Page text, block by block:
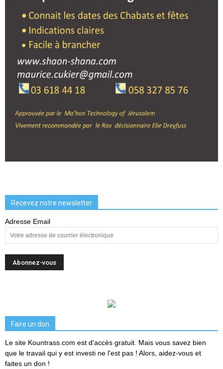
Recevez notre newsletter
Adresse Email
Faire un don
Le site Kountrass.com est d'accès gratuit. Mais vous savez bien
que le travail qui y est investi ne l'est pas ! Alors, aidez-vous et
faites un don !